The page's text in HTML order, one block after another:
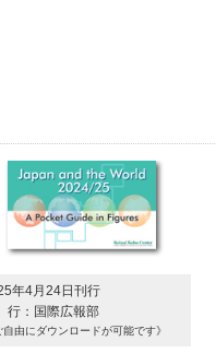
年4月24日刊行
：国際広報部
自由にダウンロードが可能です》